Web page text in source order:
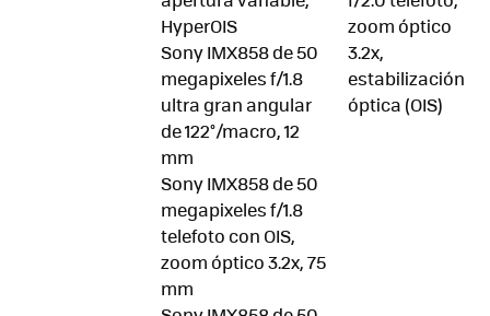
HyperOIS
Sony IMX858 de 50
megapixeles f/1.8
ultra gran angular
de 122°/macro, 12
mm
Sony IMX858 de 50
megapixeles f/1.8
telefoto con OIS,
zoom óptico 3.2x, 75
mm
zoom óptico
3.2x,
estabilización
óptica (OIS)